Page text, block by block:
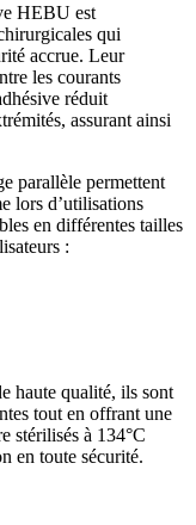
HEBU est
qui
accrue. Leur
les courants
réduit
assurant ainsi
parallèle permettent
lors d’utilisations
en différentes tailles
:
haute qualité, ils sont
tout en offrant une
stérilisés à 134°C
en toute sécurité.